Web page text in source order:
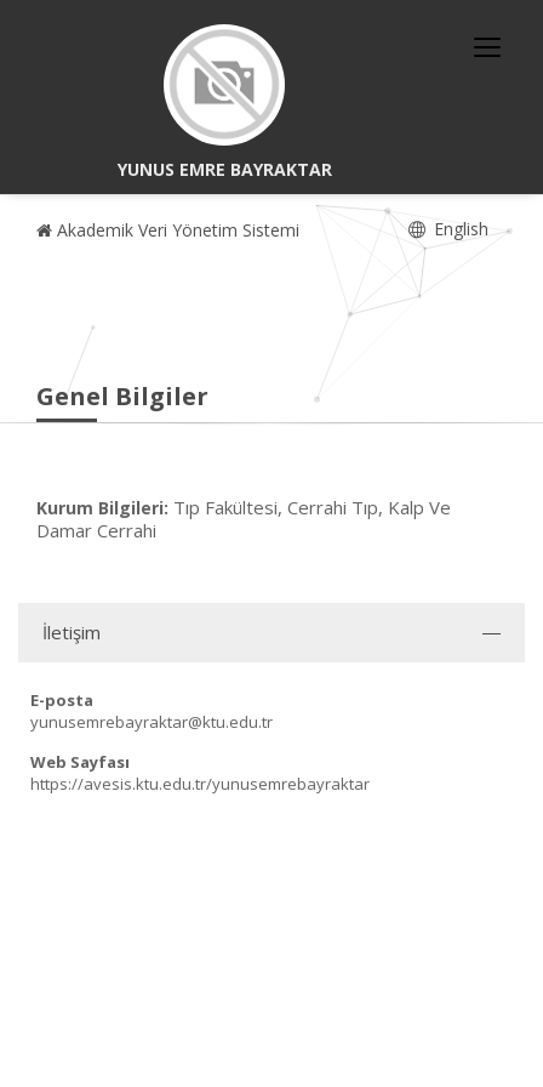
YUNUS EMRE BAYRAKTAR
Akademik Veri Yönetim Sistemi English
Genel Bilgiler
Kurum Bilgileri: Tıp Fakültesi, Cerrahi Tıp, Kalp Ve
Damar Cerrahi
İletişim
E-posta
yunusemrebayraktar@ktu.edu.tr
Web Sayfası
https://avesis.ktu.edu.tr/yunusemrebayraktar